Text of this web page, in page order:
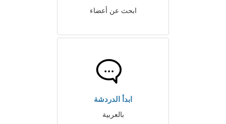
ابحث عن أعضاء
ابدأ الدردشة
بالعربية